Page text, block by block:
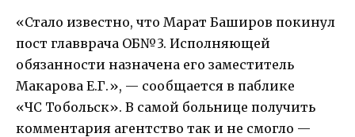
«Стало известно, что Марат Баширов покинул
пост главврача ОБ№3. Исполняющей
обязанности назначена его заместитель
Макарова Е.Г.», — сообщается в паблике
«ЧС Тобольск». В самой больнице получить
комментария агентство так и не смогло —